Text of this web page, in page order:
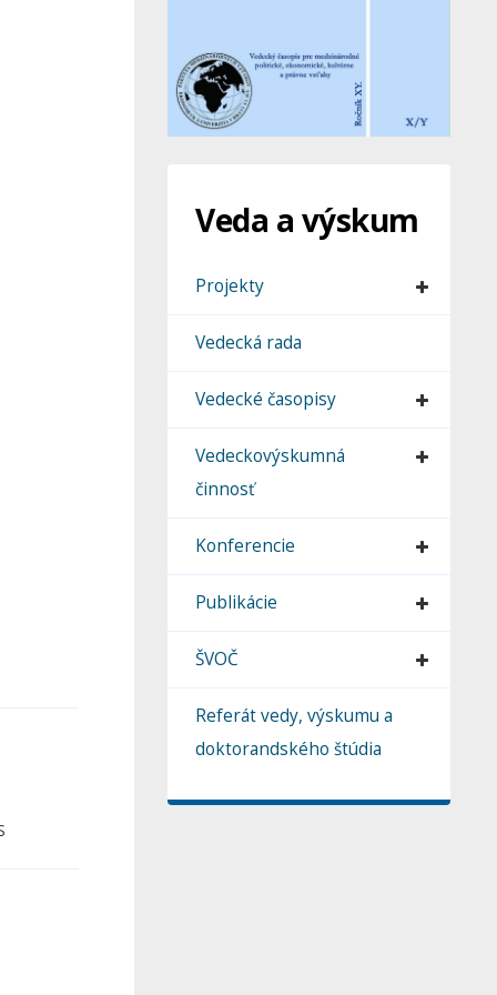
Veda a výskum
Projekty
Vedecká rada
Vedecké časopisy
Vedeckovýskumná
činnosť
Konferencie
Publikácie
ŠVOČ
Referát vedy, výskumu a
doktorandského štúdia